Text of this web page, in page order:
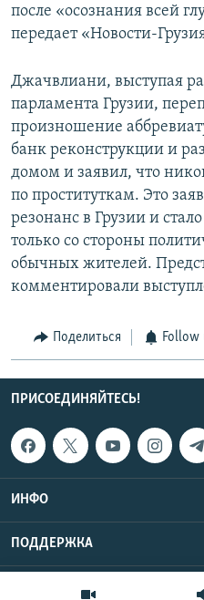
после «осознания всей
передает «Новости-
Джачвлиани, выступая
парламента Грузии,
произношение
банк реконструкции и
домом и заявил, что
по проституткам. Это
резонанс в Грузии и
только со стороны
обычных жителей.
комментировали
Поделиться Follow
ПРИСОЕДИНЯЙТЕСЬ!
ИНФО
ПОДДЕРЖКА
Эхо Кавказа © 2026